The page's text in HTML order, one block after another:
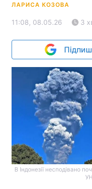
ЛАРИСА КОЗОВА
11:08, 08.05.26 3
В Індонезії несподівано